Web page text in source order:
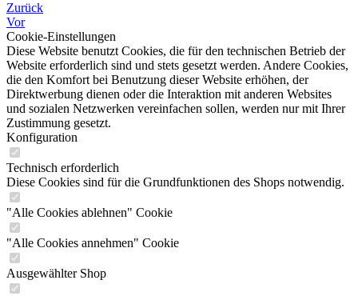
Zurück
Vor
Cookie-Einstellungen
Diese Website benutzt Cookies, die für den technischen Betrieb der
Website erforderlich sind und stets gesetzt werden. Andere Cookies,
die den Komfort bei Benutzung dieser Website erhöhen, der
Direktwerbung dienen oder die Interaktion mit anderen Websites
und sozialen Netzwerken vereinfachen sollen, werden nur mit Ihrer
Zustimmung gesetzt.
Konfiguration
Technisch erforderlich
Diese Cookies sind für die Grundfunktionen des Shops notwendig.
"Alle Cookies ablehnen" Cookie
"Alle Cookies annehmen" Cookie
Ausgewählter Shop